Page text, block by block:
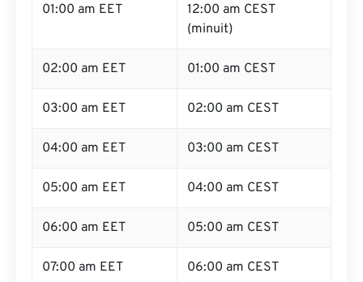
01:00 am EET
12:00 am CEST
(minuit)
02:00 am EET 01:00 am CEST
03:00 am EET 02:00 am CEST
04:00 am EET 03:00 am CEST
05:00 am EET 04:00 am CEST
06:00 am EET 05:00 am CEST
07:00 am EET 06:00 am CEST